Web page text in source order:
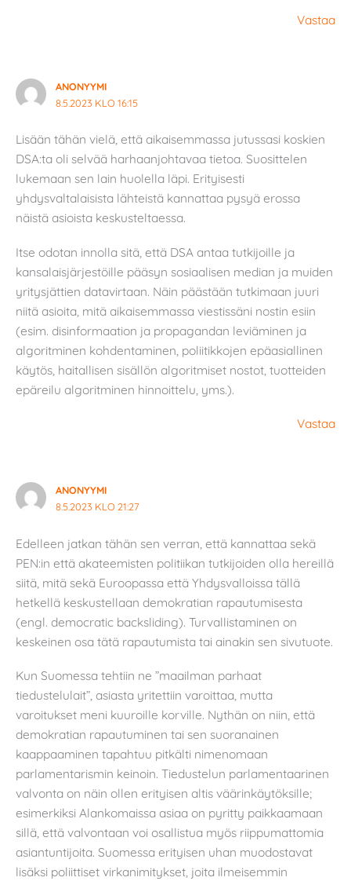
Vastaa
ANONYYMI
8.5.2023 KLO 16:15
Lisään tähän vielä, että aikaisemmassa jutussasi koskien
DSA:ta oli selvää harhaanjohtavaa tietoa. Suosittelen
lukemaan sen lain huolella läpi. Erityisesti
yhdysvaltalaisista lähteistä kannattaa pysyä erossa
näistä asioista keskusteltaessa.
Itse odotan innolla sitä, että DSA antaa tutkijoille ja
kansalaisjärjestöille pääsyn sosiaalisen median ja muiden
yritysjättien datavirtaan. Näin päästään tutkimaan juuri
niitä asioita, mitä aikaisemmassa viestissäni nostin esiin
(esim. disinformaation ja propagandan leviäminen ja
algoritminen kohdentaminen, poliitikkojen epäasiallinen
käytös, haitallisen sisällön algoritmiset nostot, tuotteiden
epäreilu algoritminen hinnoittelu, yms.).
Vastaa
ANONYYMI
8.5.2023 KLO 21:27
Edelleen jatkan tähän sen verran, että kannattaa sekä
PEN:in että akateemisten politiikan tutkijoiden olla hereillä
siitä, mitä sekä Euroopassa että Yhdysvalloissa tällä
hetkellä keskustellaan demokratian rapautumisesta
(engl. democratic backsliding). Turvallistaminen on
keskeinen osa tätä rapautumista tai ainakin sen sivutuote.
Kun Suomessa tehtiin ne ”maailman parhaat
tiedustelulait”, asiasta yritettiin varoittaa, mutta
varoitukset meni kuuroille korville. Nythän on niin, että
demokratian rapautuminen tai sen suoranainen
kaappaaminen tapahtuu pitkälti nimenomaan
parlamentarismin keinoin. Tiedustelun parlamentaarinen
valvonta on näin ollen erityisen altis väärinkäytöksille;
esimerkiksi Alankomaissa asiaa on pyritty paikkaamaan
sillä, että valvontaan voi osallistua myös riippumattomia
asiantuntijoita. Suomessa erityisen uhan muodostavat
lisäksi poliittiset virkanimitykset, joita ilmeisemmin